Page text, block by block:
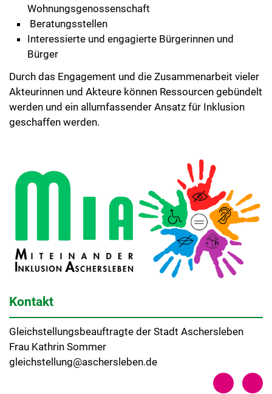
Wohnungsgenossenschaft
Beratungsstellen
Interessierte und engagierte Bürgerinnen und
Bürger
Durch das Engagement und die Zusammenarbeit vieler
Akteurinnen und Akteure können Ressourcen gebündelt
werden und ein allumfassender Ansatz für Inklusion
geschaffen werden.
Kontakt
Gleichstellungsbeauftragte der Stadt Aschersleben
Frau Kathrin Sommer
gleichstellung@aschersleben.de